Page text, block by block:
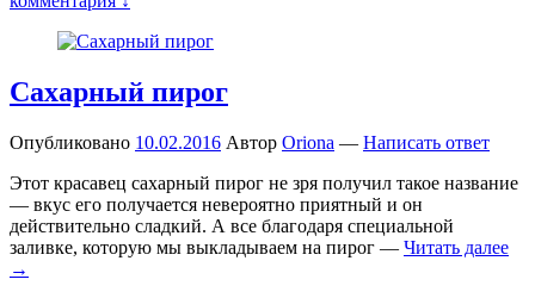
Cахарный пирог
Опубликовано 10.02.2016 Автор Oriona — Написать ответ
Этот красавец сахарный пирог не зря получил такое название
— вкус его получается невероятно приятный и он
действительно сладкий. А все благодаря специальной
заливке, которую мы выкладываем на пирог — Читать далее
→